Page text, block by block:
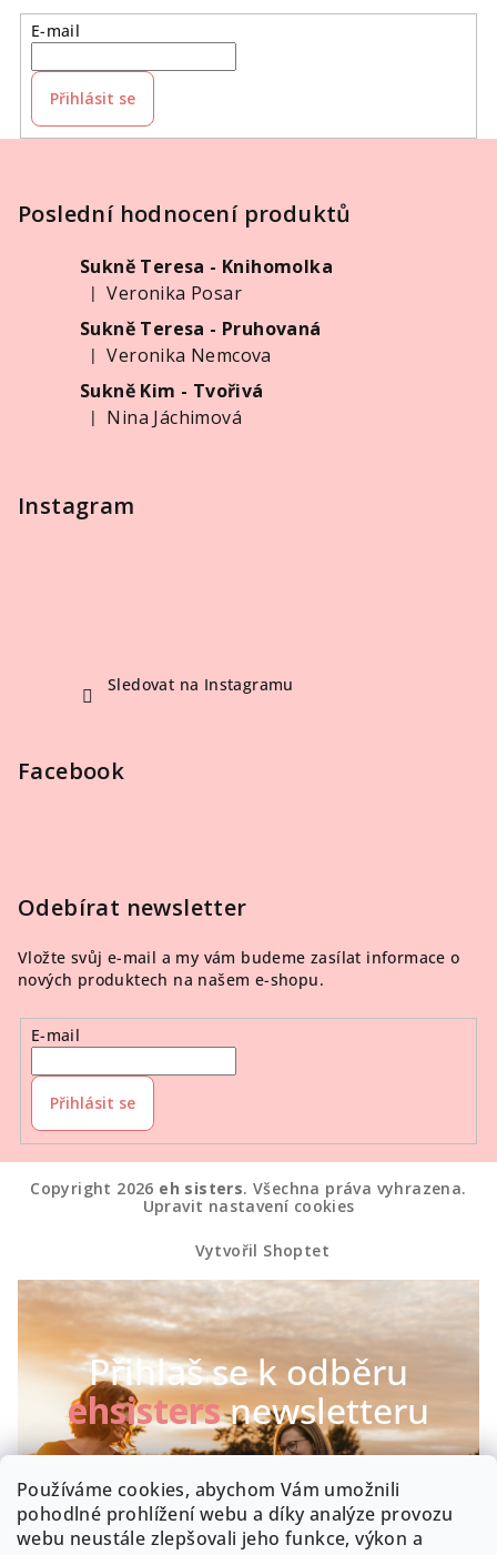
Používáme cookies, abychom Vám umožnili
pohodlné prohlížení webu a díky analýze provozu
webu neustále zlepšovali jeho funkce, výkon a
E-mail
Přihlásit se
Poslední hodnocení produktů
Sukně Teresa - Knihomolka
Hodnocení produktu je 5 z 5 hvězdiček.
|
Veronika Posar
Sukně Teresa - Pruhovaná
Hodnocení produktu je 5 z 5 hvězdiček.
|
Veronika Nemcova
Sukně Kim - Tvořivá
Hodnocení produktu je 5 z 5 hvězdiček.
| Nina Jáchimová
Instagram
Sledovat na Instagramu
Facebook
Odebírat newsletter
Vložte svůj e-mail a my vám budeme zasílat informace o
nových produktech na našem e-shopu.
E-mail
Přihlásit se
Copyright 2026 eh sisters. Všechna práva vyhrazena.
Upravit nastavení cookies
Vytvořil Shoptet
Přihlaš se k odběru
ehsistersnewsletteru
Chceš být první, kdo se dozví o našich novinkách a
speciálních akcích? Máme radost :-)
Byla by škoda, kdyby zrovna Tobě něco uniklo!